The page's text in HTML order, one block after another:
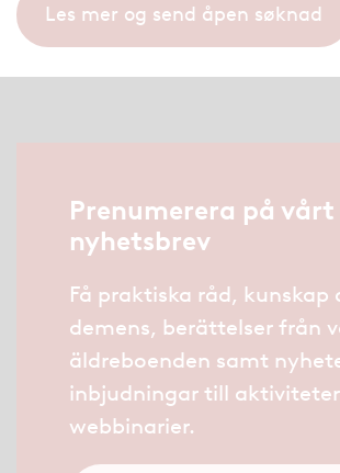
Les mer og send åpen søknad
Prenumerera på vårt
nyhetsbrev
Få praktiska råd, kunskap
demens, berättelser från
äldreboenden samt
inbjudningar till
webbinarier.